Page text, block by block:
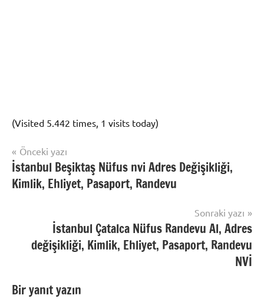
(Visited 5.442 times, 1 visits today)
Nüfus
Randevu
Yazı
gezinmesi
Önceki yazı
İstanbul Beşiktaş Nüfus nvi Adres Değişikliği,
Kimlik, Ehliyet, Pasaport, Randevu
Sonraki yazı
İstanbul Çatalca Nüfus Randevu Al, Adres
değişikliği, Kimlik, Ehliyet, Pasaport, Randevu
NVİ
Bir yanıt yazın